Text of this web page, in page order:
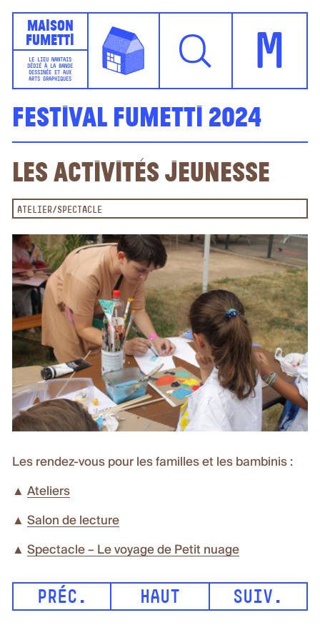
Maison
Fumetti
LE LIEU NANTAIS
DÉDIÉ À LA BANDE
DESSINÉE ET AUX
ARTS GRAPHIQUES
M
Festival Fumetti 2024
les activités jeunesse
ATELIER SPECTACLE
Les rendez-vous pour les familles et les bambinis :
▲Ateliers
▲Salon de lecture
▲Spectacle – Le voyage de Petit nuage
PRÉC. HAUT SUIV.